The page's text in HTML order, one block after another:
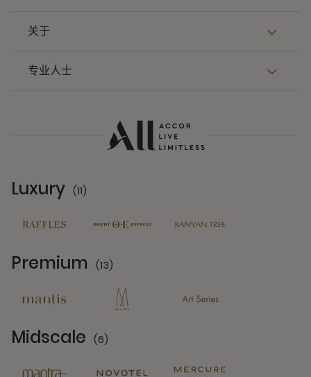
关于
专业人士
Luxury (11)
Premium (13)
Midscale (6)